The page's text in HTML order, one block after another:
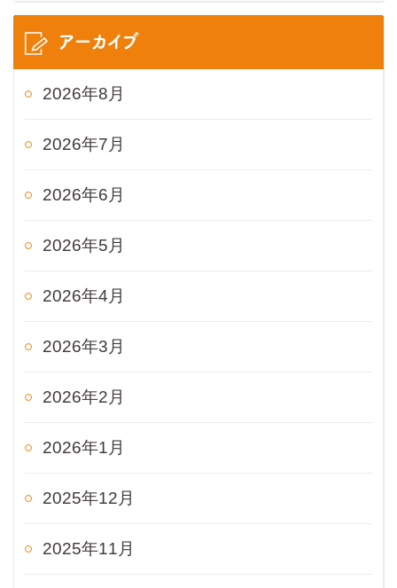
アーカイブ
2026年8月
2026年7月
2026年6月
2026年5月
2026年4月
2026年3月
2026年2月
2026年1月
2025年12月
2025年11月